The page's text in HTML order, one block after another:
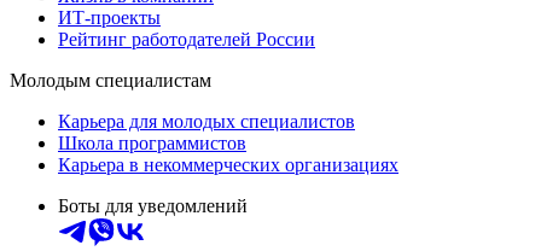
ИТ-проекты
Рейтинг работодателей России
Молодым специалистам
Карьера для молодых специалистов
Школа программистов
Карьера в некоммерческих организациях
Боты для уведомлений